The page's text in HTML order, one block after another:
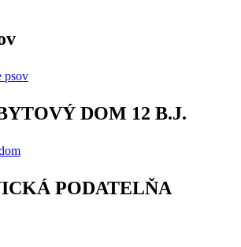
DOM 12 B.J.
PODATELŇA